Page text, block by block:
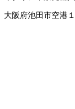
大阪府池田市空港